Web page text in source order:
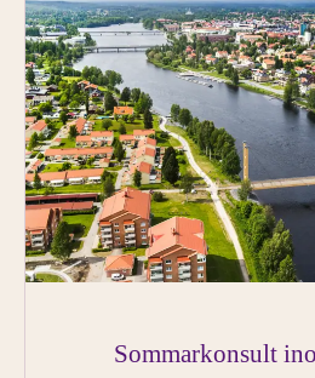
Sommarkonsult